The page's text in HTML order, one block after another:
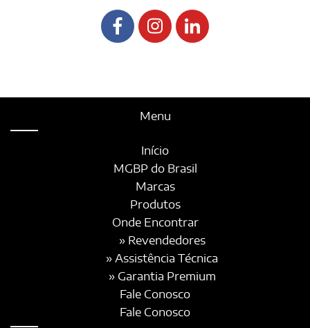
Menu
Início
MGBP do Brasil
Marcas
Produtos
Onde Encontrar
» Revendedores
» Assistência Técnica
» Garantia Premium
Fale Conosco
Fale Conosco